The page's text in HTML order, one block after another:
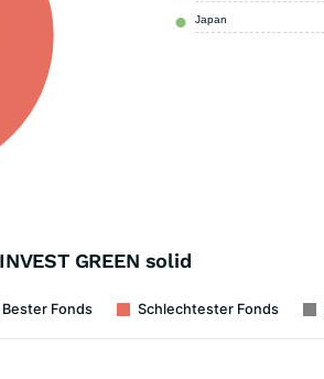
Japan
GREEN solid
Bester Fonds Schlechtester Fonds